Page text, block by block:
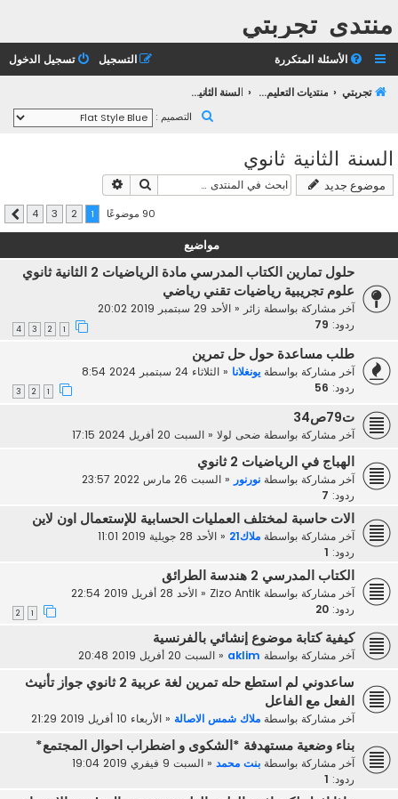
منتدى تجربتي
الأسئلة المتكررة تسجيل الدخول التسجيل
تجربتي منتديات التعليم الثانوي السنة الثانية ثانوي
التصميم :
ب
السنة الثانية ثانوي
موضوع جديد بحث
90 موضوعًا 2
3
4 التالي
مواضيع
حلول تمارين الكتاب المدرسي مادة الرياضيات 2 الثانية ثانوي
علوم تجريبية رياضيات تقني رياضي
آخر مشاركة بواسطة زائر« الأحد 29 سبتمبر 2019 20:02
ردود: 79
3
4
طلب مساعدة حول حل تمرين
آخر مشاركة بواسطة يونغلانا« الثلاثاء 24 سبتمبر 2024 8:54
ردود: 56
3
ت79ص34
آخر مشاركة بواسطة ضحى لولا« السبت 20 أفريل 2024 17:15
الهباج في الرياضيات 2 ثانوي
آخر مشاركة بواسطة نورنور« السبت 26 مارس 2022 23:57
ردود: 7
الات حاسبة لمختلف العمليات الحسابية للإستعمال اون لاين
آخر مشاركة بواسطة ملاك21 « الأحد 28 جويلية 2019 11:01
ردود:
الكتاب المدرسي 2 هندسة الطرائق
آخر مشاركة بواسطة Zizo Antik
« الأحد 28 أفريل 2019 22:54
ردود: 20
كيفية كتابة موضوع إنشائي بالفرنسية
آخر مشاركة بواسطة aklim
« السبت 20 أفريل 2019 20:48
ساعدوني لم استطع حله تمرين لغة عربية 2 ثانوي جواز تأنيث
الفعل مع الفاعل
آخر مشاركة بواسطة ملاك شمس الاصالة« الأربعاء 10 أفريل 2019 21:29
بناء وضعية مستهدفة *الشكوى و اضطراب احوال المجتمع*
آخر مشاركة بواسطة بنت محمد« السبت 9 فيفري 2019 19:04
ردود: